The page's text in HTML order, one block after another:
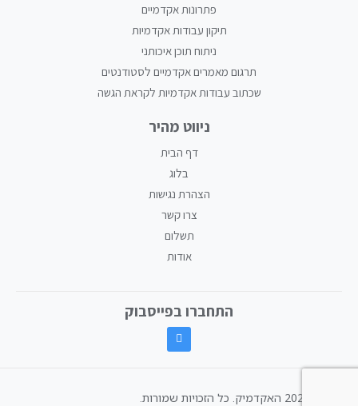
פתרונות אקדמיים
תיקון עבודות אקדמיות
ניתוח תוכן איכותני
תרגום מאמרים אקדמיים לסטודנטים
שכתוב עבודות אקדמיות לקראת הגשה
ניווט מהיר
דף הבית
בלוג
הצהרת נגישות
צרו קשר
תשלום
אודות
התחברו בפייסבוק